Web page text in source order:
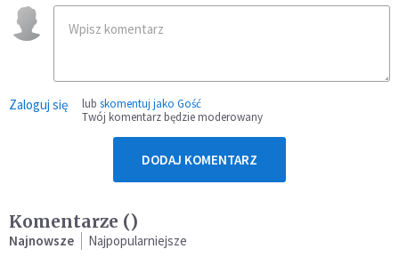
Zaloguj się lub skomentuj jako Gość
Twój komentarz będzie moderowany
DODAJ KOMENTARZ
Komentarze ()
Najnowsze Najpopularniejsze